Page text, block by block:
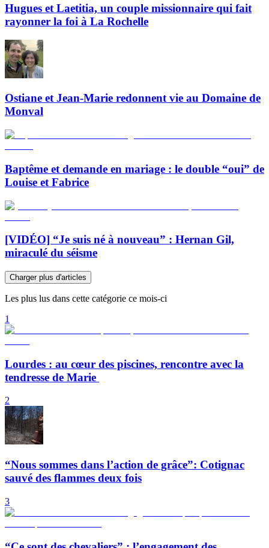
Hugues et Laetitia, un couple missionnaire qui fait
rayonner la foi à La Rochelle
Ostiane et Jean-Marie redonnent vie au Domaine de
Monval
Baptême et demande en mariage : le double “oui” de
Louise et Fabrice
[VIDÉO] “Je suis né à nouveau” : Hernan Gil,
miraculé du séisme
Charger plus d'articles
Les plus lus dans cette catégorie ce mois-ci
1
Lourdes : au cœur des piscines, rencontre avec la
tendresse de Marie
2
“Nous sommes dans l’action de grâce”: Cotignac
sauvé des flammes deux fois
3